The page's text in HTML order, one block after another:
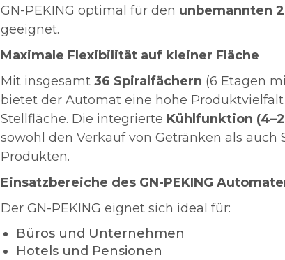
GN-PEKING optimal für den unbemannten
geeignet.
Maximale Flexibilität auf kleiner Fläche
Mit insgesamt 36 Spiralfächern (6 Etagen
bietet der Automat eine hohe
Stellfläche. Die integrierte Kühlfunktion
sowohl den Verkauf von Getränken als auch
Produkten.
Einsatzbereiche des GN-PEKING
Der GN-PEKING eignet sich ideal für:
Büros und Unternehmen
Hotels und Pensionen